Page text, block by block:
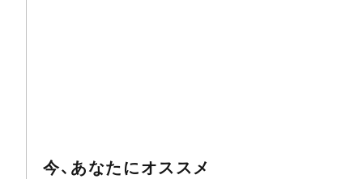
今、あなたにオススメ